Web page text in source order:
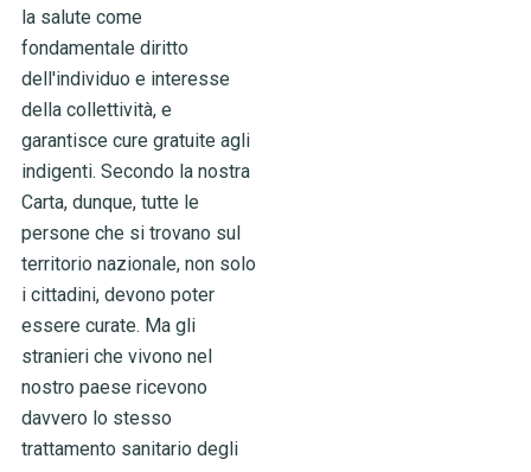
la salute come
fondamentale diritto
dell'individuo e interesse
della collettività, e
garantisce cure gratuite agli
indigenti. Secondo la nostra
Carta, dunque, tutte le
persone che si trovano sul
territorio nazionale, non solo
i cittadini, devono poter
essere curate. Ma gli
stranieri che vivono nel
nostro paese ricevono
davvero lo stesso
trattamento sanitario degli